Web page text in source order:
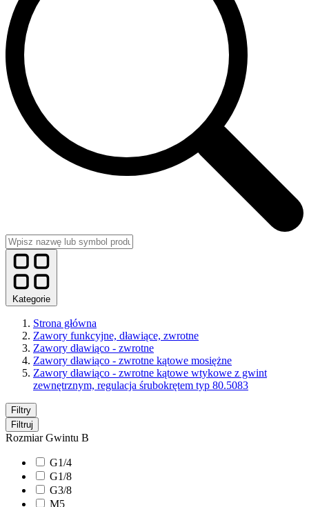
Kategorie
Strona główna
Zawory funkcyjne, dławiące, zwrotne
Zawory dławiąco - zwrotne
Zawory dławiąco - zwrotne kątowe mosiężne
Zawory dławiąco - zwrotne kątowe wtykowe z gwint
zewnętrznym, regulacja śrubokrętem typ 80.5083
Filtry
Filtruj
Rozmiar Gwintu B
G1/4
G1/8
G3/8
M5